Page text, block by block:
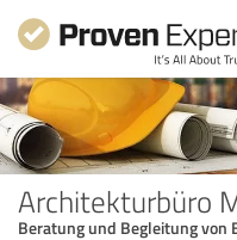
Architekturbüro
Beratung und Begleitung von